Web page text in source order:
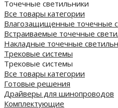
Точечные светильники
Все товары категории
Влагозащищенные точечные
Встраиваемые точечные
Накладные точечные
Трековые системы
Трековые системы
Все товары категории
Готовые решения
Драйверы для шинопроводов
Комплектующие